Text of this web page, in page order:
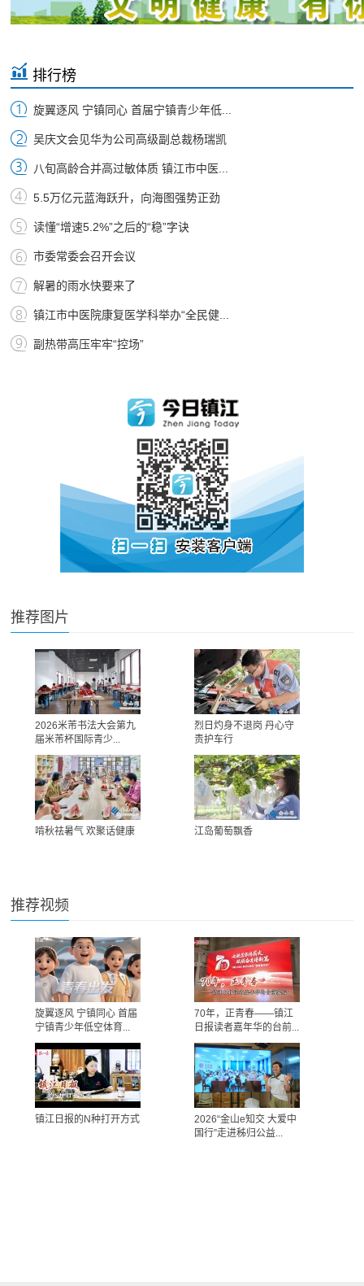
排行榜
旋翼逐风 宁镇同心 首届宁镇青少年低...
吴庆文会见华为公司高级副总裁杨瑞凯
八旬高龄合并高过敏体质 镇江市中医...
5.5万亿元蓝海跃升，向海图强势正劲
读懂“增速5.2%”之后的“稳”字诀
市委常委会召开会议
解暑的雨水快要来了
镇江市中医院康复医学科举办“全民健...
副热带高压牢牢“控场”
推荐图片
2026米芾书法大会第九
届米芾杯国际青少...
烈日灼身不退岗 丹心守
责护车行
啃秋祛暑气 欢聚话健康 江岛葡萄飘香
推荐视频
旋翼逐风 宁镇同心 首届
宁镇青少年低空体育...
70年，正青春——镇江
日报读者嘉年华的台前...
镇江日报的N种打开方式
2026“金山e知交 大爱中
国行”走进秭归公益...